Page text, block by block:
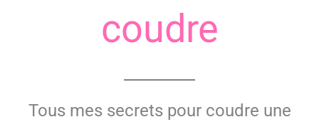
coudre
Tous mes secrets pour coudre une